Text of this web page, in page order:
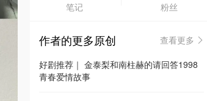
🇦🇺
🇳🇿新西兰
笔记 粉丝
作者的更多原创
查看更多
好剧推荐｜ 金泰梨和南柱赫的请回答1998
青春爱情故事